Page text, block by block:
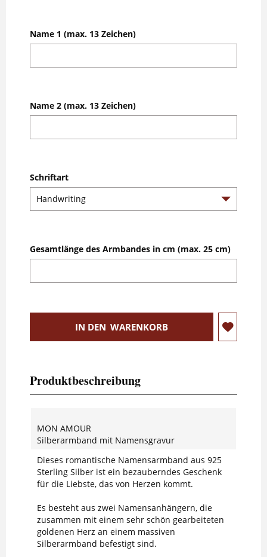
Name 1 (max. 13 Zeichen)
Name 2 (max. 13 Zeichen)
Schriftart
Gesamtlänge des Armbandes in cm (max. 25 cm)
IN DEN WARENKORB
Produktbeschreibung
MON AMOUR
Silberarmband mit Namensgravur
Dieses romantische Namensarmband aus 925
Sterling Silber ist ein bezauberndes Geschenk
für die Liebste, das von Herzen kommt.
Es besteht aus zwei Namensanhängern, die
zusammen mit einem sehr schön gearbeiteten
goldenen Herz an einem massiven
Silberarmband befestigt sind.